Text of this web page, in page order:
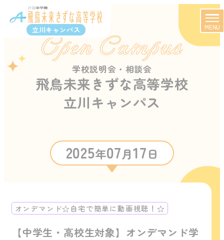
立川キャンパス MENU
Open Campus
学校説明会・相談会
飛鳥未来きずな高等学校
立川キャンパス
2025年07月17日
【中学生・高校生対象】オンデマンド学
オンデマンド☆自宅で簡単に動画視聴！☆